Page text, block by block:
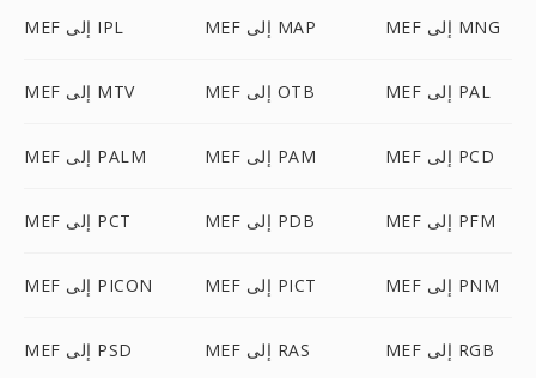
MEF إلى IPL MEF إلى MAP MEF إلى MNG
MEF إلى MTV MEF إلى OTB MEF إلى PAL
MEF إلى PALM MEF إلى PAM MEF إلى PCD
MEF إلى PCT MEF إلى PDB MEF إلى PFM
MEF إلى PICON MEF إلى PICT MEF إلى PNM
MEF إلى PSD MEF إلى RAS MEF إلى RGB